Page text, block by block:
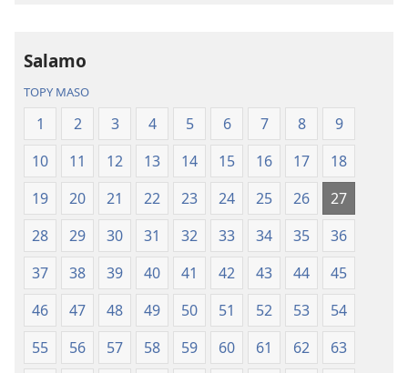
2021)
2021)
Salamo
TOPY MASO
1 2 3 4 5 6 7 8
9
10
11 12 13 14 15 16 17
18
19
20 21 22 23 24 25 26
27
28
29 30 31 32 33 34 35
36
37
38 39 40 41 42 43 44
45
46
47 48 49 50 51 52 53
54
55
56 57 58 59 60 61 62
63